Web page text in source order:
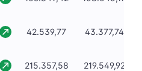
42.539,77 43.377,74
215.357,58 219.549,92